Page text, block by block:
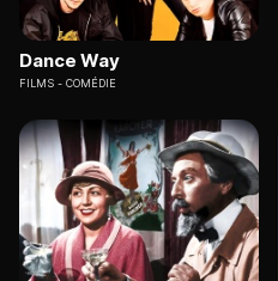
Dance Way
FILMS COMÉDIE